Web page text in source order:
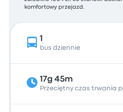
komfortowy przejazd.
1
bus dziennie
17g 45m
Przeciętny czas trwania